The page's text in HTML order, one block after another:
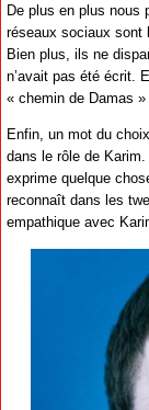
De plus en plus nous
réseaux sociaux sont
Bien plus, ils ne
n’avait pas été écrit.
« chemin de Damas »
Enfin, un mot du
dans le rôle de
exprime quelque
reconnaît dans les
empathique avec